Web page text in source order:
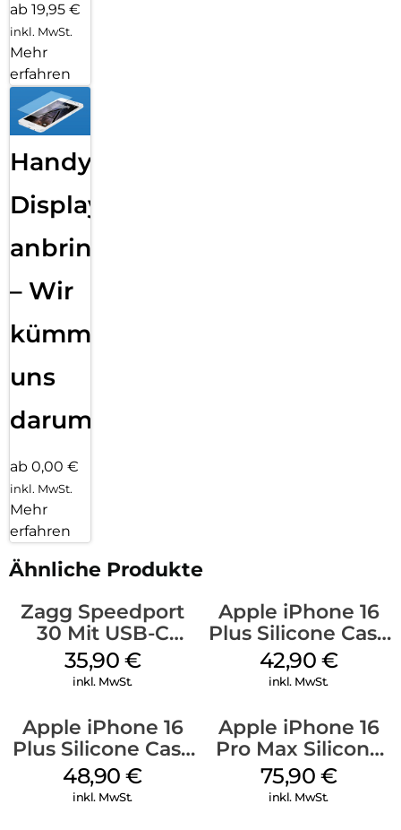
ab 19,95 €
inkl. MwSt.
Mehr
erfahren
Handy
Displayfolie
anbringen
– Wir
kümmern
uns
darum!
ab 0,00 €
inkl. MwSt.
Mehr
erfahren
Ähnliche Produkte
Zagg Speedport
30 Mit USB-C
Kabel Weiß
35,90 €
inkl. MwSt.
Apple iPhone 16
Plus Silicone Case
MagSafe Plum
42,90 €
inkl. MwSt.
Apple iPhone 16
Plus Silicone Case
MagSafe Denim
48,90€
inkl. MwSt.
Apple iPhone 16
Pro Max Silicone
Case MagSafe
Stone Gray
75,90 €
inkl. MwSt.